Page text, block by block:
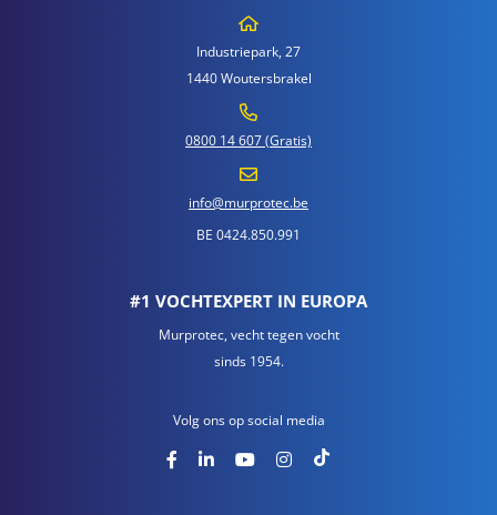
Industriepark, 27
1440 Woutersbrakel
0800 14 607 (Gratis)
info@murprotec.be
BE 0424.850.991
#1 VOCHTEXPERT IN EUROPA
Murprotec, vecht tegen vocht
sinds 1954.
Volg ons op social media